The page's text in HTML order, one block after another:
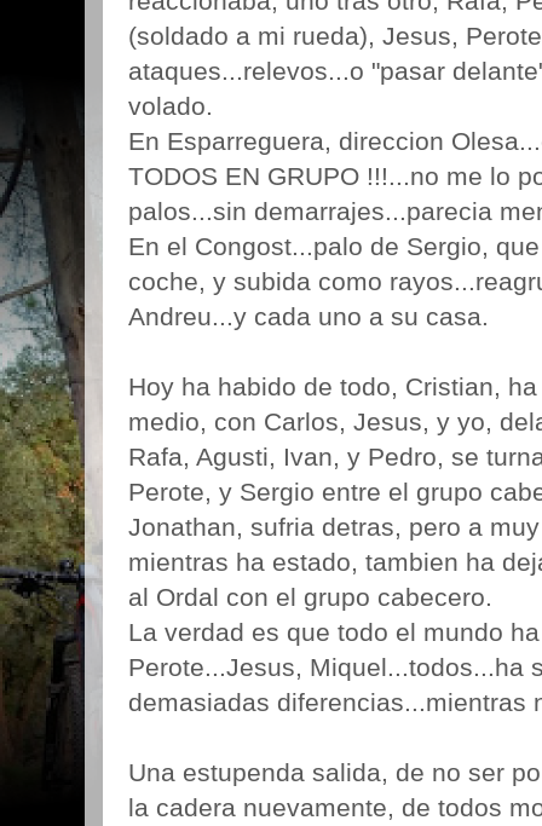
(soldado a mi rueda), Jesus,
ataques...relevos...o "pasar
volado.
En Esparreguera, direccion
TODOS EN GRUPO !!!...no me lo
palos...sin demarrajes...parecia
En el Congost...palo de Sergio,
coche, y subida como
Andreu...y cada uno a su casa.
Hoy ha habido de todo, Cristian,
medio, con Carlos, Jesus, y yo,
Rafa, Agusti, Ivan, y Pedro, se
Perote, y Sergio entre el grupo
Jonathan, sufria detras, pero a
mientras ha estado, tambien ha
al Ordal con el grupo cabecero.
La verdad es que todo el mundo
Perote...Jesus, Miquel...todos...ha
demasiadas diferencias...mientras
Una estupenda salida, de no ser
la cadera nuevamente, de todos